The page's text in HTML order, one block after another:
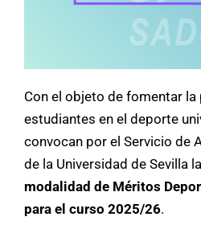
Con el objeto de fomentar
estudiantes en el deporte
convocan por el Servicio de
de la Universidad de Sevilla
modalidad de Méritos
para el curso 2025/26.